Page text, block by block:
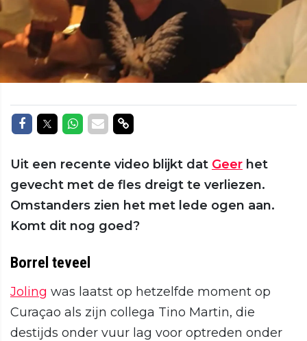
Delen op Facebook
Delen op Twitter
Delen op Whatsapp
Delen via Mail
Delen via link
Uit een recente video blijkt dat Geer het
gevecht met de fles dreigt te verliezen.
Omstanders zien het met lede ogen aan.
Komt dit nog goed?
Borrel teveel
Joling was laatst op hetzelfde moment op
Curaçao als zijn collega Tino Martin, die
destijds onder vuur lag voor optreden onder